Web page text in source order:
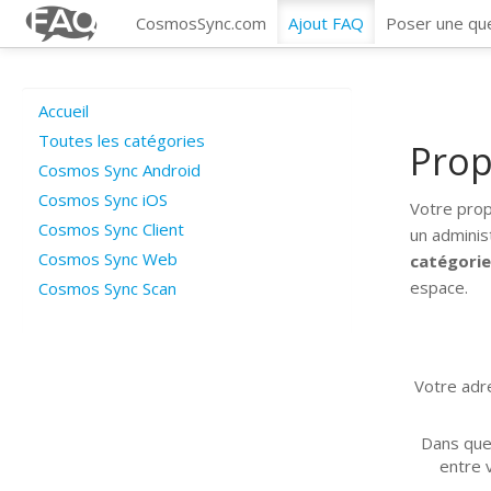
CosmosSync.com Ajout FAQ Poser une
Accueil
Toutes les catégories
Cosmos Sync Android
Cosmos Sync iOS
Cosmos Sync Client
Cosmos Sync Web
Cosmos Sync Scan
Votre
un
catégorie
espace.
Votre
Dans
entre